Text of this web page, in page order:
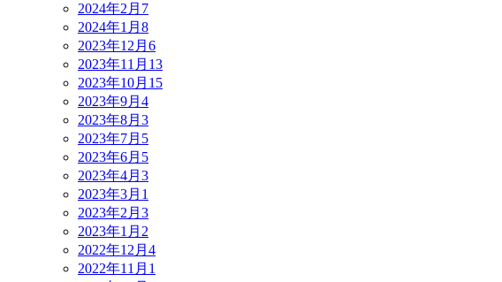
2024年2月 7
2024年1月 8
2023年12月 6
2023年11月 13
2023年10月 15
2023年9月 4
2023年8月 3
2023年7月 5
2023年6月 5
2023年4月 3
2023年3月 1
2023年2月 3
2023年1月 2
2022年12月 4
2022年11月 1